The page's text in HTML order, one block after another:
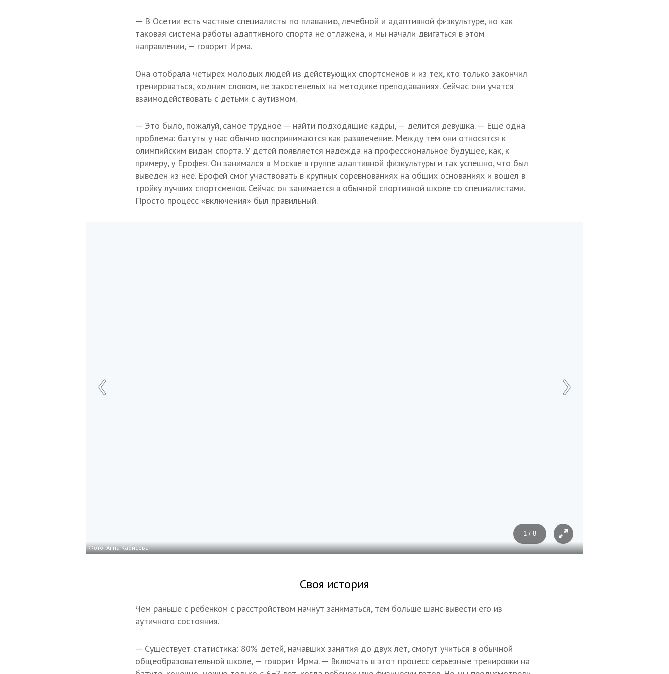
— В Осетии есть частные специалисты по плаванию, лечебной и адаптивной физкультуре, но как
таковая система работы адаптивного спорта не отлажена, и мы начали двигаться в этом
направлении, — говорит Ирма.
Она отобрала четырех молодых людей из действующих спортсменов и из тех, кто только закончил
тренироваться, «одним словом, не закостенелых на методике преподавания». Сейчас они учатся
взаимодействовать с детьми с аутизмом.
— Это было, пожалуй, самое трудное — найти подходящие кадры, — делится девушка. — Еще одна
проблема: батуты у нас обычно воспринимаются как развлечение. Между тем они относятся к
олимпийским видам спорта. У детей появляется надежда на профессиональное будущее, как, к
примеру, у Ерофея. Он занимался в Москве в группе адаптивной физкультуры и так успешно, что был
выведен из нее. Ерофей смог участвовать в крупных соревнованиях на общих основаниях и вошел в
тройку лучших спортсменов. Сейчас он занимается в обычной спортивной школе со специалистами.
Просто процесс «включения» был правильный.
1 / 8
Фото: Анна Кабисова
Своя история
Чем раньше с ребенком с расстройством начнут заниматься, тем больше шанс вывести его из
аутичного состояния.
— Существует статистика: 80% детей, начавших занятия до двух лет, смогут учиться в обычной
общеобразовательной школе, — говорит Ирма. — Включать в этот процесс серьезные тренировки на